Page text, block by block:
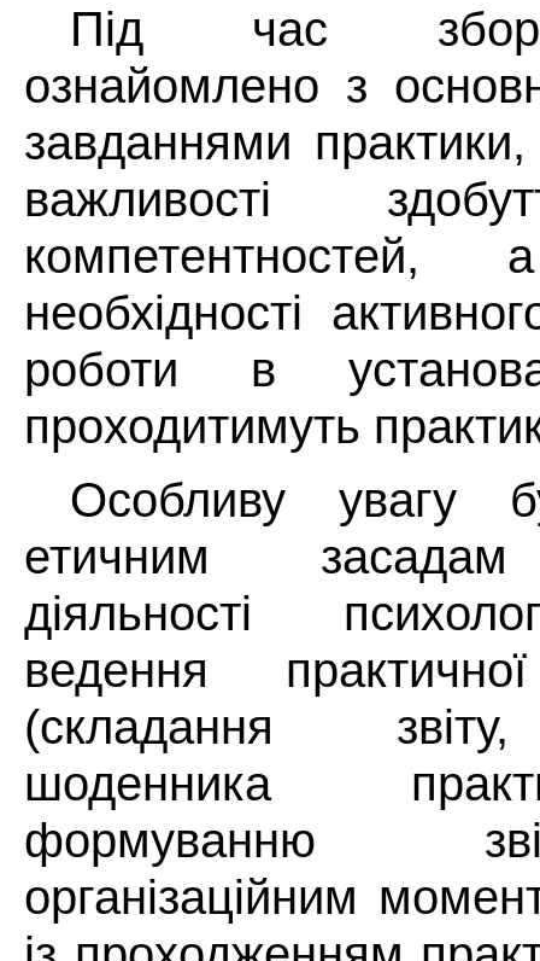
Під час
ознайомлено з
завданнями
важливості
необхідності
роботи в
проходитимуть
Особливу увагу
етичним засадам
діяльності
ведення
(складання
шоденника
формуванню
організаційним